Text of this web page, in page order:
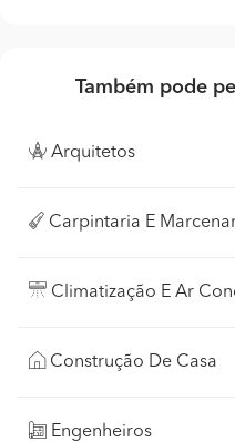
Também pode
Arquitetos
Carpintaria E
Climatização E Ar
Construção De Casa
Engenheiros